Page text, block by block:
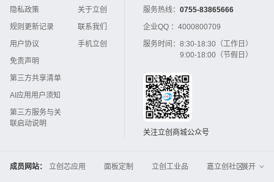
隐私政策
规则更新记录
用户协议
免责声明
第三方共享清单
AI应用用户须知
第三方服务与关
联启动说明
关于立创
联系我们
手机立创
服务热线： 0755-83865666
企业QQ ： 4000800709
服务时间： 8:30-18:30（工作日）
9:00-18:00（节假日）
关注立创商城公众号
成员网站： 立创芯应用 面板定制 立创工业品
嘉立创社区展开